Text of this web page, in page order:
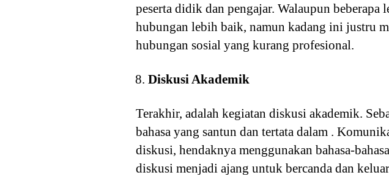
peserta didik dan pengajar. Walaupun
hubungan lebih baik, namun kadang ini justru
hubungan sosial yang kurang profesional.
Diskusi Akademik
Terakhir, adalah kegiatan diskusi akademik.
bahasa yang santun dan tertata dalam .
diskusi, hendaknya menggunakan bahasa-
diskusi menjadi ajang untuk bercanda dan